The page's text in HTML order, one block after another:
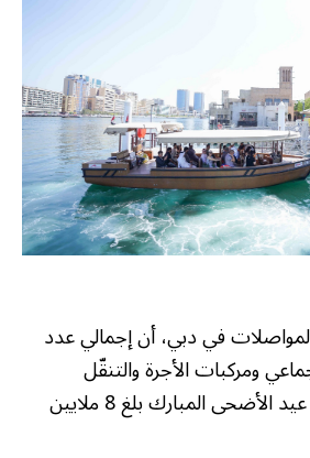
في دبي، أن إجمالي عدد
ومركبات الأجرة والتنقّل
المشترك خلال عطلة عيد الأضحى المبارك بلغ 8 ملايين